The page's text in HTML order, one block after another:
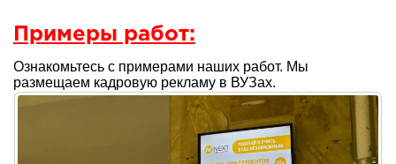
Примеры работ:
Ознакомьтесь с примерами наших работ. Мы
размещаем кадровую рекламу в ВУЗах.